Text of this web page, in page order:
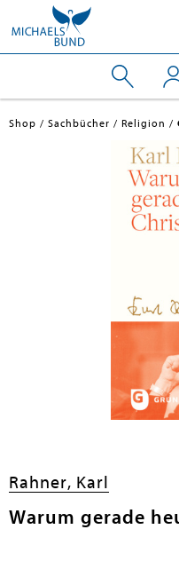
Shop Sachbücher Religion
Rahner, Karl
Warum gerade